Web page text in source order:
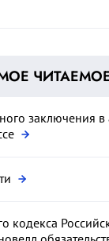
заключения
кодекса